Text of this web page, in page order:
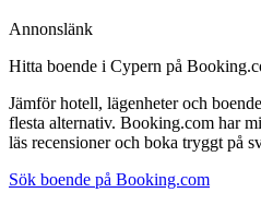
Annonslänk
Hitta boende i Cypern på
Jämför hotell, lägenheter och
flesta alternativ. Booking.com har
läs recensioner och boka tryggt på
Sök boende på Booking.com